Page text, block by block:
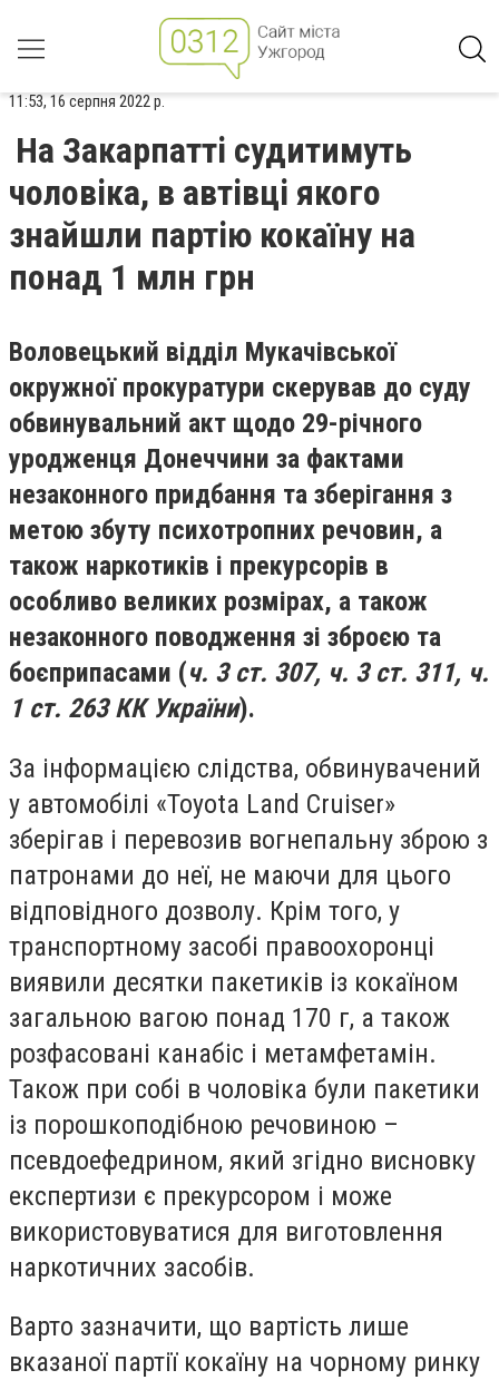
11:53, 16 серпня 2022 р.
На Закарпатті судитимуть
чоловіка, в автівці якого
знайшли партію кокаїну на
понад 1 млн грн
Воловецький відділ Мукачівської
окружної прокуратури скерував до суду
обвинувальний акт щодо 29-річного
уродженця Донеччини за фактами
незаконного придбання та зберігання з
метою збуту психотропних речовин, а
також наркотиків і прекурсорів в
особливо великих розмірах, а також
незаконного поводження зі зброєю та
боєприпасами (ч. 3 ст. 307, ч. 3 ст. 311, ч.
1 ст. 263 КК України).
За інформацією слідства, обвинувачений
у автомобілі «Toyota Land Cruiser»
зберігав і перевозив вогнепальну зброю з
патронами до неї, не маючи для цього
відповідного дозволу. Крім того, у
транспортному засобі правоохоронці
виявили десятки пакетиків із кокаїном
загальною вагою понад 170 г, а також
розфасовані канабіс і метамфетамін.
Також при собі в чоловіка були пакетики
із порошкоподібною речовиною –
псевдоефедрином, який згідно висновку
експертизи є прекурсором і може
використовуватися для виготовлення
наркотичних засобів.
Варто зазначити, що вартість лише
вказаної партії кокаїну на чорному ринку